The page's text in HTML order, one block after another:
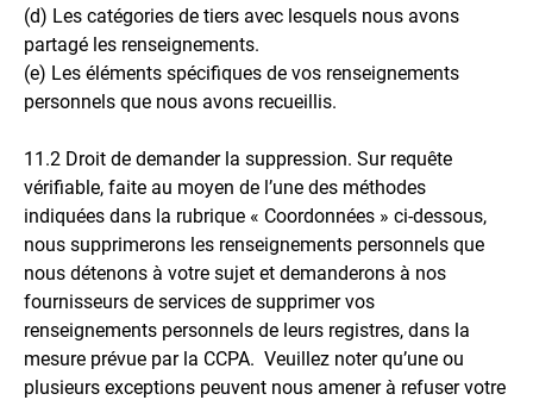
(d) Les catégories de tiers avec lesquels nous avons
partagé les renseignements.
(e) Les éléments spécifiques de vos renseignements
personnels que nous avons recueillis.
11.2 Droit de demander la suppression. Sur requête
vérifiable, faite au moyen de l’une des méthodes
indiquées dans la rubrique « Coordonnées » ci-dessous,
nous supprimerons les renseignements personnels que
nous détenons à votre sujet et demanderons à nos
fournisseurs de services de supprimer vos
renseignements personnels de leurs registres, dans la
mesure prévue par la CCPA. Veuillez noter qu’une ou
plusieurs exceptions peuvent nous amener à refuser votre